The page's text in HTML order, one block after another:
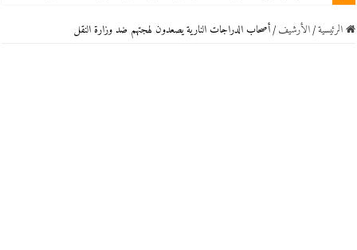
الرئيسية / اﻷرشيف /أصحاب الدراجات النارية يصعدون لهجتهم ضد وزارة النقل